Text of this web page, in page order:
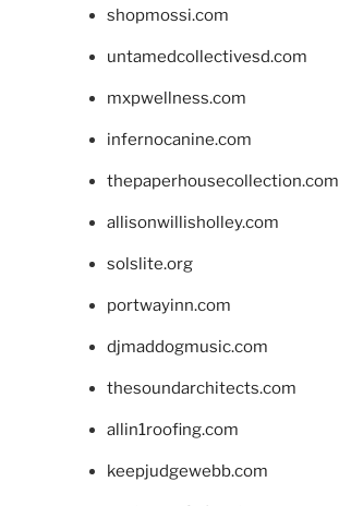
shopmossi.com
untamedcollectivesd.com
mxpwellness.com
infernocanine.com
thepaperhousecollection.com
allisonwillisholley.com
solslite.org
portwayinn.com
djmaddogmusic.com
thesoundarchitects.com
allin1roofing.com
keepjudgewebb.com